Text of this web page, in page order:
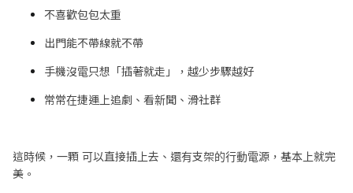
不喜歡包包太重
出門能不帶線就不帶
手機沒電只想「插著就走」，越少步驟越好
常常在捷運上追劇、看新聞、滑社群
這時候，一顆 可以直接插上去、還有支架的行動電源，基本上就完
美。